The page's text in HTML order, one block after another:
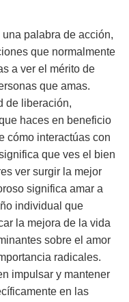
palabra de acción,
que normalmente
a ver el mérito de
que amas.
de liberación,
haces en beneficio
cómo interactúas con
que ves el bien
ver surgir la mejor
significa amar a
individual que
la mejora de la vida
sobre el amor
radicales.
impulsar y mantener
en las